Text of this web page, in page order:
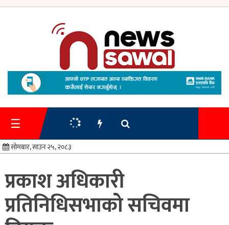
गृहपृष्ठ
समाचार
प्रशासन
स्वास्थ्य/
शिक्षा
मनोरन्जन
☰
सोमबार, साउन २५, २०८३
प्रकाश अधिकारी
प्रतिनिधिसभाको सचिवमा